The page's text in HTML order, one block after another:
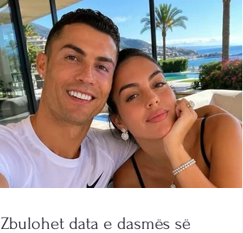
Zbulohet data e dasmës së